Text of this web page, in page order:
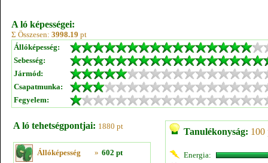
A ló képességei:
Σ Összesen: 3998.19 pt
Állóképesség:
Sebesség:
Jármód:
Csapatmunka:
Fegyelem:
A ló tehetségpontjai: 1880 pt
Állóképesség » 602 pt
Tanulékonyság: 100
Energia: